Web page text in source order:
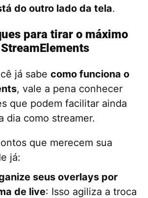
do outro lado da tela.
para tirar o máximo
já sabe como funciona o
, vale a pena conhecer
que podem facilitar ainda
dia como streamer.
que merecem sua
já:
seus overlays por
de live: Isso agiliza a troca